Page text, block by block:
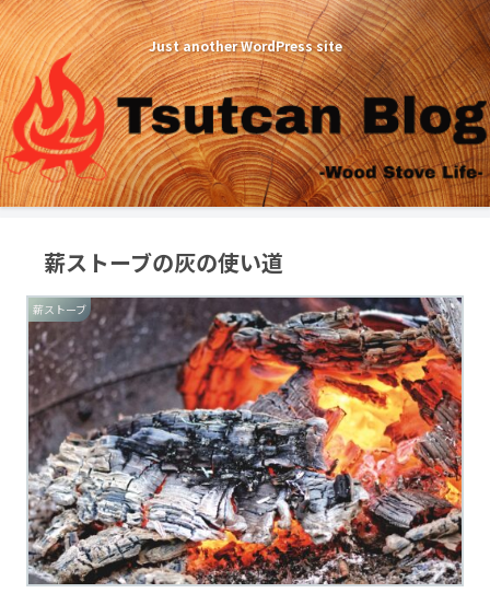
Just another WordPress site
薪ストーブの灰の使い道
薪ストーブ